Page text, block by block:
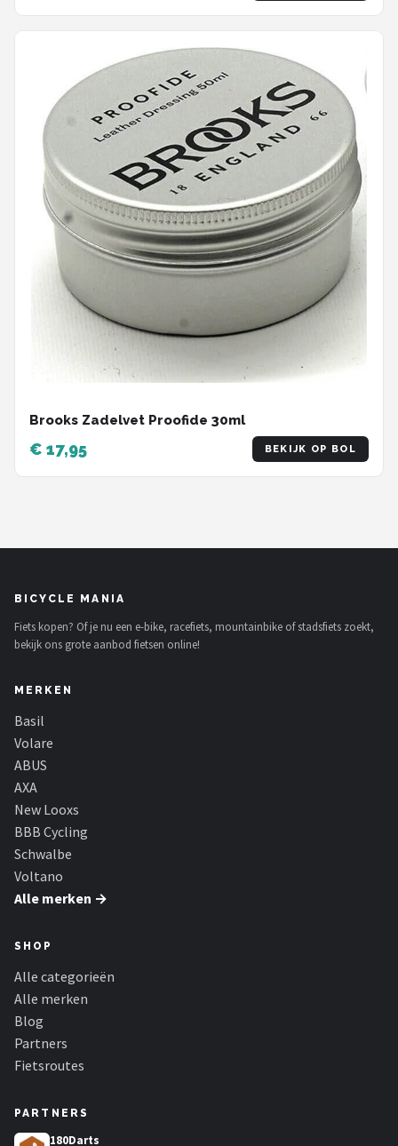
Brooks Zadelvet Proofide 30ml
€ 17,95 BEKIJK OP BOL
BICYCLE MANIA
Fiets kopen? Of je nu een e-bike, racefiets, mountainbike of stadsfiets zoekt,
bekijk ons grote aanbod fietsen online!
MERKEN
Basil
Volare
ABUS
AXA
New Looxs
BBB Cycling
Schwalbe
Voltano
Alle merken →
SHOP
Alle categorieën
Alle merken
Blog
Partners
Fietsroutes
PARTNERS
180Darts